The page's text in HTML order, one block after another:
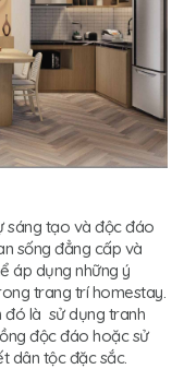
sáng tạo và độc đáo
sống đẳng cấp và
áp dụng những ý
trang trí homestay.
đó là sử dụng tranh
độc đáo hoặc sử
dân tộc đặc sắc.